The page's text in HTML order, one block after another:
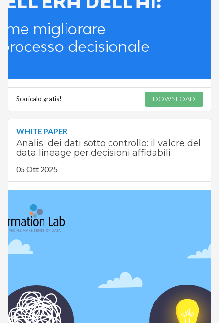
Scaricalo gratis! DOWNLOAD
WHITE PAPER
Analisi dei dati sotto controllo: il valore del
data lineage per decisioni affidabili
05 Ott 2025